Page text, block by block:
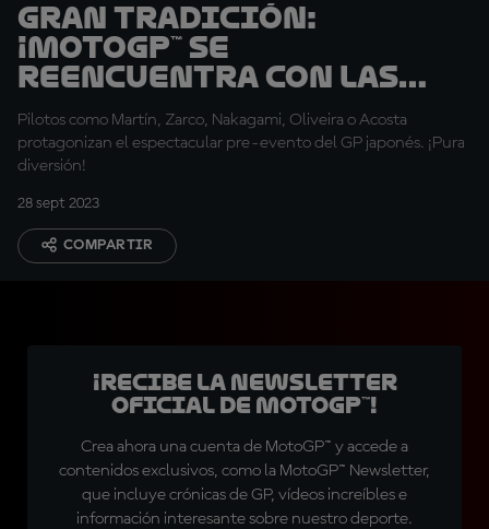
Gran tradición:
¡MotoGP™ se
reencuentra con las
minimotos!
Pilotos como Martín, Zarco, Nakagami, Oliveira o Acosta
protagonizan el espectacular pre-evento del GP japonés. ¡Pura
diversión!
28 sept 2023
COMPARTIR
¡Recibe la Newsletter
oficial de MotoGP™!
Crea ahora una cuenta de MotoGP™ y accede a
contenidos exclusivos, como la MotoGP™ Newsletter,
que incluye crónicas de GP, vídeos increíbles e
información interesante sobre nuestro deporte.